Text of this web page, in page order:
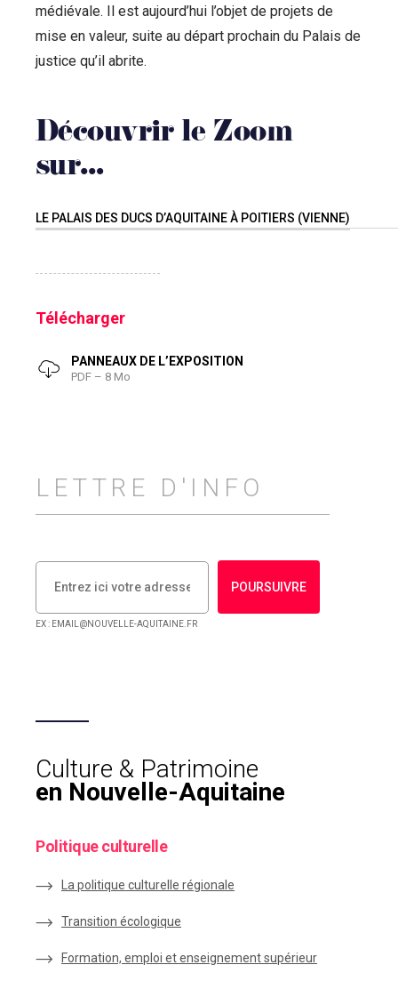
médiévale. Il est aujourd’hui l’objet de projets de
mise en valeur, suite au départ prochain du Palais de
justice qu’il abrite.
Découvrir le Zoom
sur…
LE PALAIS DES DUCS D’AQUITAINE À POITIERS (VIENNE)
Télécharger
PANNEAUX DE L’EXPOSITION
PDF – 8 Mo
LETTRE D'INFO
POURSUIVRE
EX : EMAIL@NOUVELLE-AQUITAINE.FR
Culture & Patrimoine
en Nouvelle-Aquitaine
Politique culturelle
La politique culturelle régionale
Transition écologique
Formation, emploi et enseignement supérieur